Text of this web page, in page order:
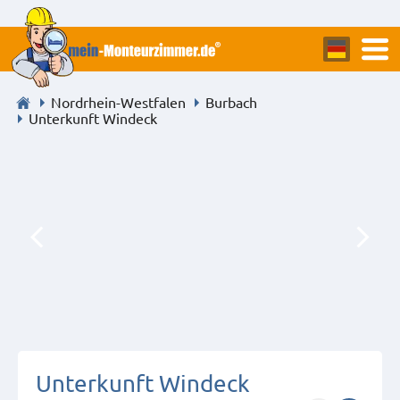
Nordrhein-Westfalen
Burbach
Unterkunft Windeck
Unterkunft Windeck